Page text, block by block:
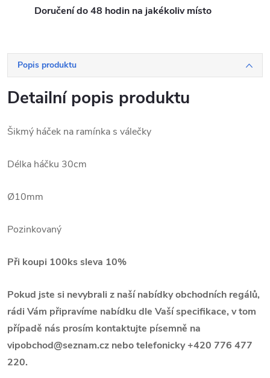
Doručení do 48 hodin na jakékoliv místo
Popis produktu
Detailní popis produktu
Šikmý háček na ramínka s válečky
Délka háčku 30cm
Ø10mm
Pozinkovaný
Při koupi 100ks sleva 10%
Pokud jste si nevybrali z naší nabídky obchodních regálů,
rádi Vám připravíme nabídku dle Vaší specifikace, v tom
případě nás prosím kontaktujte písemně na
vipobchod@seznam.cz nebo telefonicky +420 776 477
220.